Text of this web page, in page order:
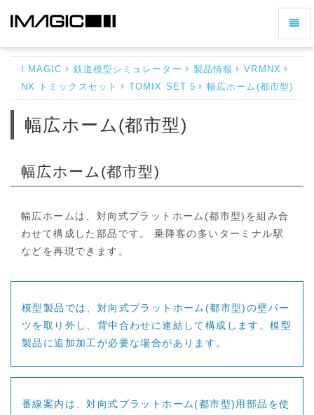
ホ
ー
(都
型)
ホ
ー
へ
戻
る
ナ
ビ
シ
え
I.MAGIC 鉄道模型シミュレーター 製品情報
VRMNX
NX トミックスセット
TOMIX SET 5 幅広ホーム(都市型)
幅広ホーム(都市型)
幅広ホーム(都市型)
幅広ホームは、対向式プラットホーム(都市型)を組み合
わせて構成した部品です。 乗降客の多いターミナル駅
などを再現できます。
模型製品では、対向式プラットホーム(都市型)の壁パー
ツを取り外し、背中合わせに連結して構成します。模型
製品に追加加工が必要な場合があります。
番線案内は、対向式プラットホーム(都市型)用部品を使